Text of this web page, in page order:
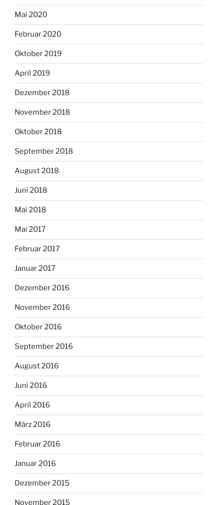
Mai 2020
Februar 2020
Oktober 2019
April 2019
Dezember 2018
November 2018
Oktober 2018
September 2018
August 2018
Juni 2018
Mai 2018
Mai 2017
Februar 2017
Januar 2017
Dezember 2016
November 2016
Oktober 2016
September 2016
August 2016
Juni 2016
April 2016
März 2016
Februar 2016
Januar 2016
Dezember 2015
November 2015